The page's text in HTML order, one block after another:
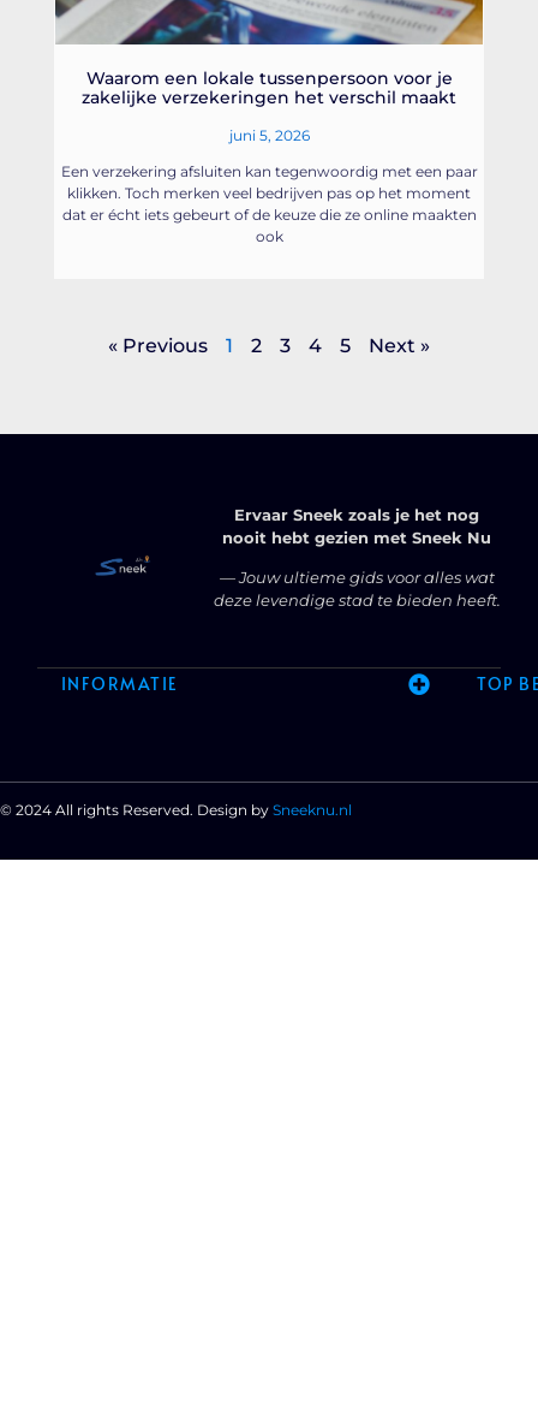
Waarom een lokale tussenpersoon voor je
zakelijke verzekeringen het verschil maakt
juni 5, 2026
Een verzekering afsluiten kan tegenwoordig met een paar
klikken. Toch merken veel bedrijven pas op het moment
dat er écht iets gebeurt of de keuze die ze online maakten
ook
« Previous 1 2 3 4 5 Next »
Ervaar Sneek zoals je het nog
nooit hebt gezien met Sneek Nu
— Jouw ultieme gids voor alles wat
deze levendige stad te bieden heeft.
INFORMATIE TOP
© 2024 All rights Reserved. Design by Sneeknu.nl